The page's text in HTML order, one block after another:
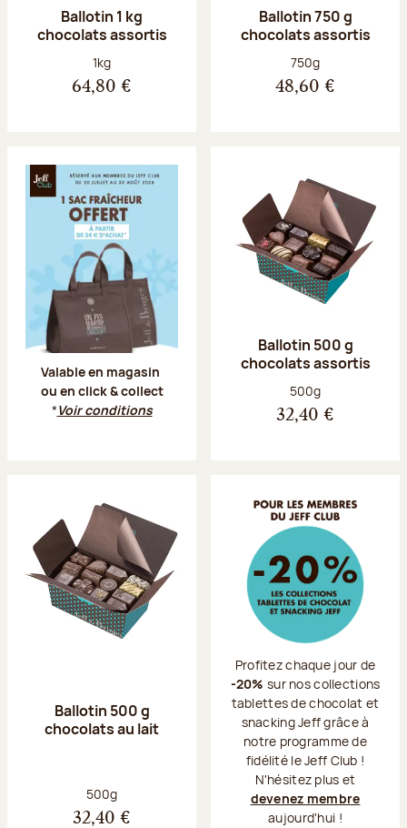
Ballotin 1 kg
chocolats assortis
Poids net :
1kg
64,80 €
Ballotin 750 g
chocolats assortis
Poids net :
750g
48,60 €
Valable en magasin
ou en click & collect
*Voir conditions
Ballotin 500 g
chocolats assortis
Poids net :
500g
32,40 €
Ballotin 500 g
chocolats au lait
Poids net :
500g
32,40 €
Profitez chaque jour de
-20% sur nos collections
tablettes de chocolat et
snacking Jeff grâce à
notre programme de
fidélité le Jeff Club !
N'hésitez plus et
devenez membre
aujourd'hui !